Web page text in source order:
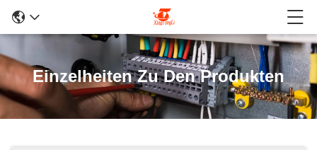
Einzelheiten Zu Den Produkten